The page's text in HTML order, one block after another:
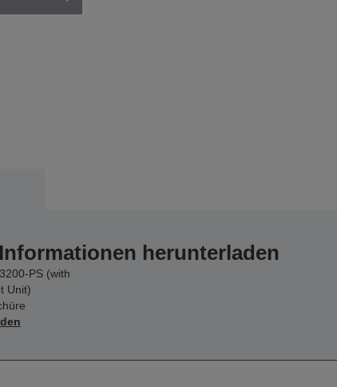
herunterladen
PS (with
Unit)